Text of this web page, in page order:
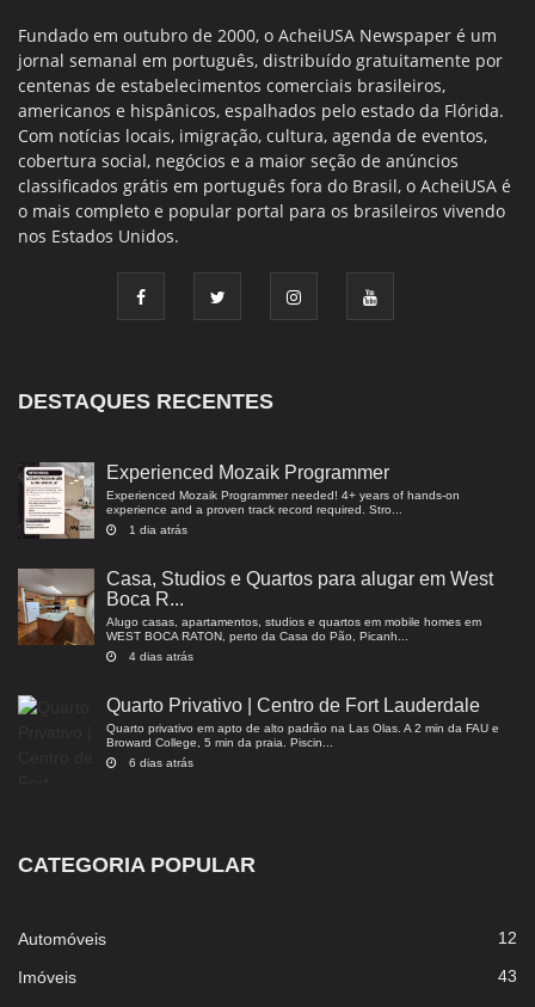
Fundado em outubro de 2000, o AcheiUSA Newspaper é um
jornal semanal em português, distribuído gratuitamente por
centenas de estabelecimentos comerciais brasileiros,
americanos e hispânicos, espalhados pelo estado da Flórida.
Com notícias locais, imigração, cultura, agenda de eventos,
cobertura social, negócios e a maior seção de anúncios
classificados grátis em português fora do Brasil, o AcheiUSA é
o mais completo e popular portal para os brasileiros vivendo
nos Estados Unidos.
DESTAQUES RECENTES
Experienced Mozaik Programmer
Experienced Mozaik Programmer needed! 4+ years of hands-on
experience and a proven track record required. Stro...
1 dia atrás
Casa, Studios e Quartos para alugar em West
Boca R...
Alugo casas, apartamentos, studios e quartos em mobile homes em
WEST BOCA RATON, perto da Casa do Pão, Picanh...
4 dias atrás
Quarto Privativo | Centro de Fort Lauderdale
Quarto privativo em apto de alto padrão na Las Olas. A 2 min da FAU e
Broward College, 5 min da praia. Piscin...
6 dias atrás
CATEGORIA POPULAR
Automóveis 12
Imóveis 43